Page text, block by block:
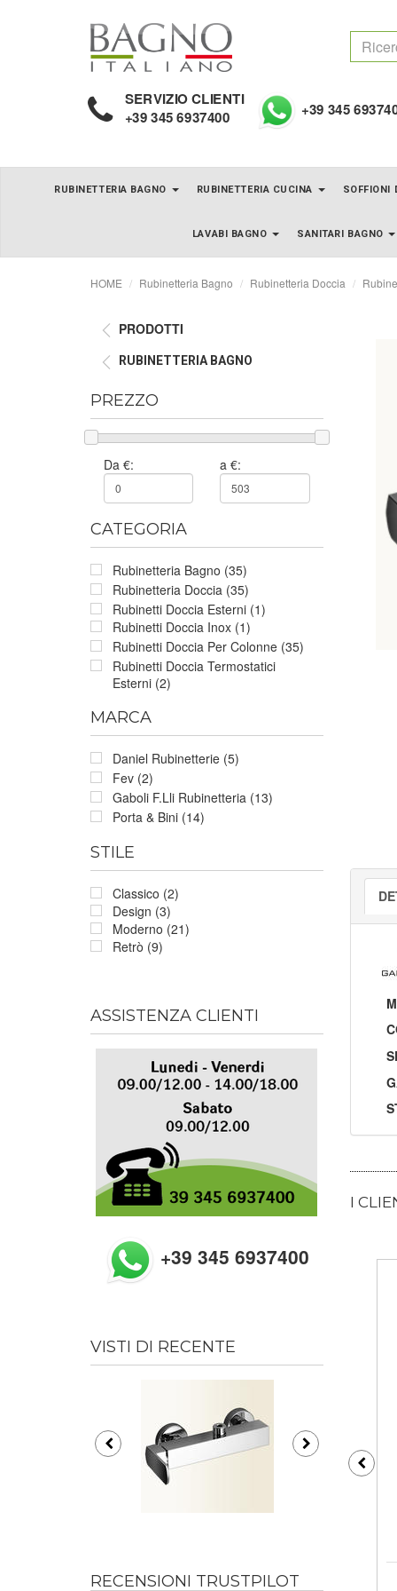
SERVIZIO CLIENTI
+39 345 6937400 +39 345
RUBINETTERIA BAGNO RUBINETTERIA CUCINA SOFFIONI
LAVABI BAGNO SANITARI BAGNO
HOME Rubinetteria Bagno Rubinetteria Doccia
PRODOTTI
RUBINETTERIA BAGNO
PREZZO
Da €: a €:
CATEGORIA
Rubinetteria Bagno (35)
Rubinetteria Doccia (35)
Rubinetti Doccia Esterni (1)
Rubinetti Doccia Inox (1)
Rubinetti Doccia Per Colonne (35)
Rubinetti Doccia Termostatici
Esterni (2)
MARCA
Daniel Rubinetterie (5)
Fev (2)
Gaboli F.Lli Rubinetteria (13)
Porta & Bini (14)
STILE
Classico (2)
Design (3)
Moderno (21)
Retrò (9)
ASSISTENZA CLIENTI
+39 345 6937400
VISTI DI RECENTE
RECENSIONI TRUSTPILOT
I